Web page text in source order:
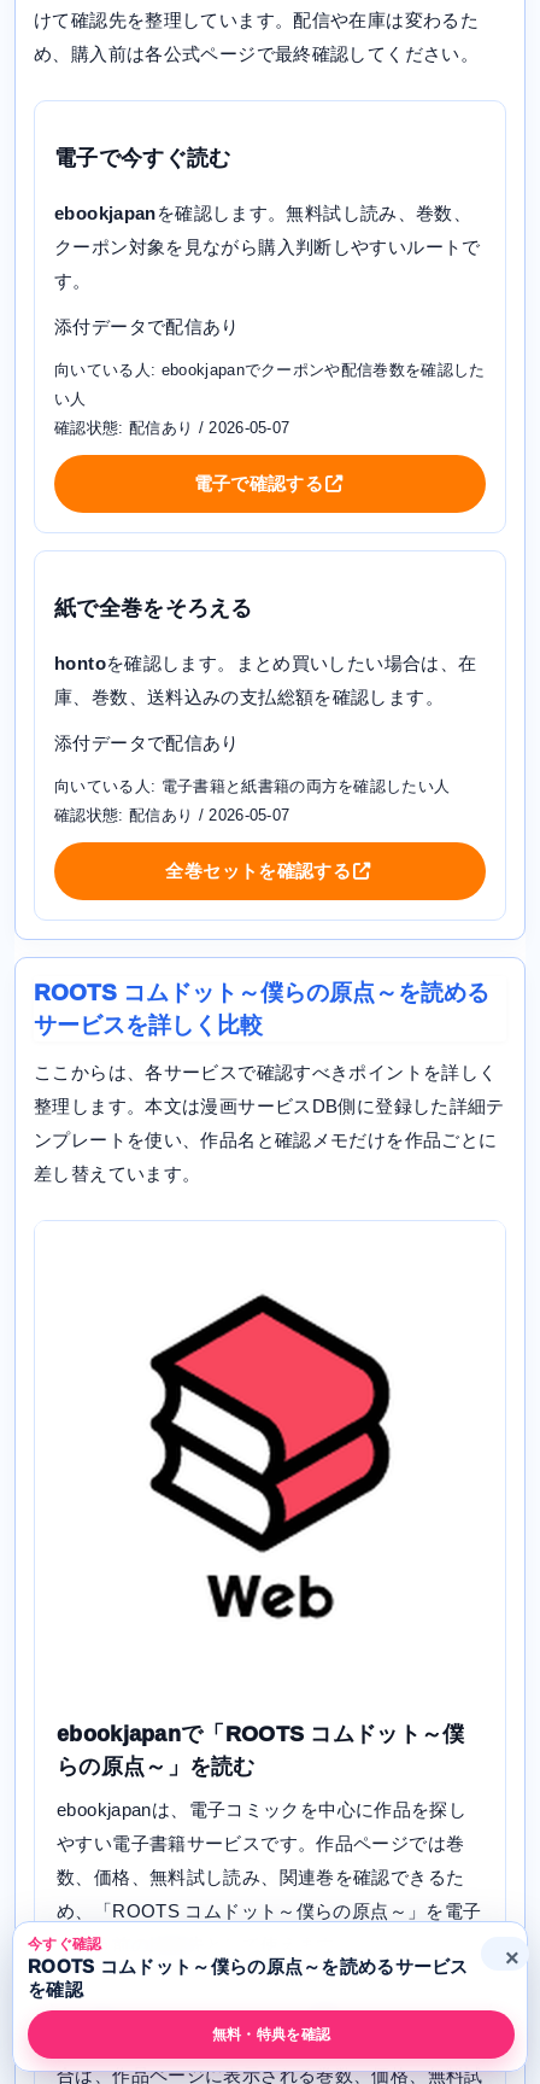
けて確認先を整理しています。配信や在庫は変わるた
め、購入前は各公式ページで最終確認してください。
電子で今すぐ読む
ebookjapanを確認します。無料試し読み、巻数、
クーポン対象を見ながら購入判断しやすいルートで
す。
添付データで配信あり
向いている人: ebookjapanでクーポンや配信巻数を確認した
い人
確認状態: 配信あり / 2026-05-07
電子で確認する
紙で全巻をそろえる
hontoを確認します。まとめ買いしたい場合は、在
庫、巻数、送料込みの支払総額を確認します。
添付データで配信あり
向いている人: 電子書籍と紙書籍の両方を確認したい人
確認状態: 配信あり / 2026-05-07
全巻セットを確認する
ROOTS コムドット～僕らの原点～を読める
サービスを詳しく比較
ここからは、各サービスで確認すべきポイントを詳しく
整理します。本文は漫画サービスDB側に登録した詳細テ
ンプレートを使い、作品名と確認メモだけを作品ごとに
差し替えています。
ebookjapanで「ROOTS コムドット～僕
らの原点～」を読む
ebookjapanは、電子コミックを中心に作品を探し
やすい電子書籍サービスです。作品ページでは巻
数、価格、無料試し読み、関連巻を確認できるた
め、「ROOTS コムドット～僕らの原点～」を電子
で買う前の比較先として使えます。
「ROOTS コムドット～僕らの原点～」について
は、添付データで配信あり。ebookjapanで読む場
合は、作品ページに表示される巻数、価格、無料試
今すぐ確認
ROOTS コムドット～僕らの原点～を読めるサービス
を確認
無料・特典を確認
×